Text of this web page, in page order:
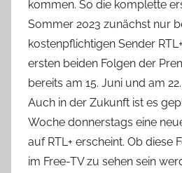
kommen. So die komplette
Sommer 2023 zunächst nur
kostenpflichtigen Sender
ersten beiden Folgen der
bereits am 15. Juni und am
Auch in der Zukunft ist es
Woche donnerstags eine
auf RTL+ erscheint. Ob diese
im Free-TV zu sehen sein